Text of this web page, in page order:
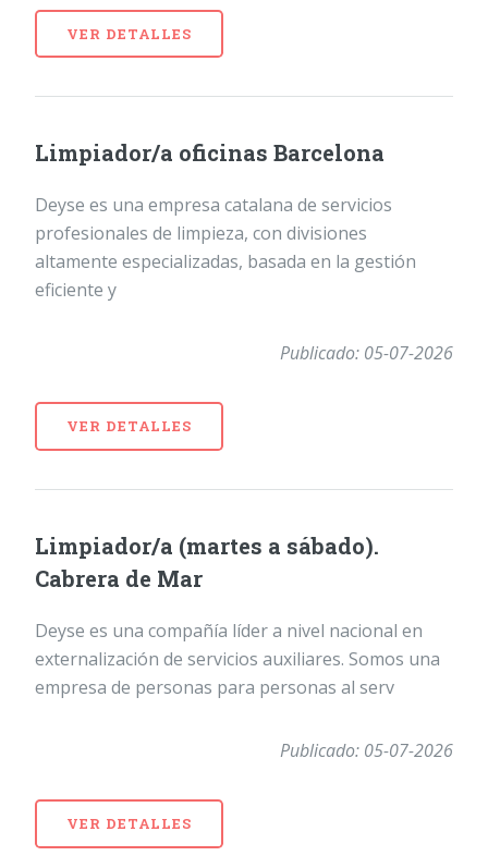
VER DETALLES
Limpiador/a oficinas Barcelona
Deyse es una empresa catalana de servicios
profesionales de limpieza, con divisiones
altamente especializadas, basada en la gestión
eficiente y
Publicado: 05-07-2026
VER DETALLES
Limpiador/a (martes a sábado).
Cabrera de Mar
Deyse es una compañía líder a nivel nacional en
externalización de servicios auxiliares. Somos una
empresa de personas para personas al serv
Publicado: 05-07-2026
VER DETALLES